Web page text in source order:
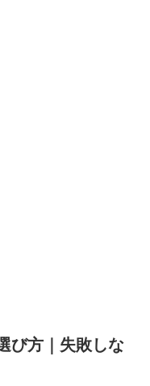
び方｜失敗しな